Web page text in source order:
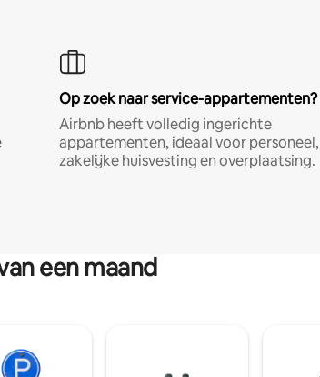
Op zoek naar service-appartementen?
Airbnb heeft volledig ingerichte
appartementen, ideaal voor personeel,
zakelijke huisvesting en overplaatsing.
een maand